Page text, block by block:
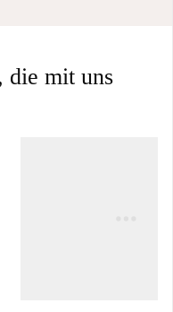
die mit uns